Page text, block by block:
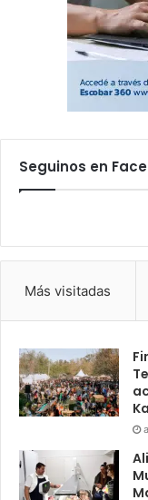
Seguinos en
Más visitadas